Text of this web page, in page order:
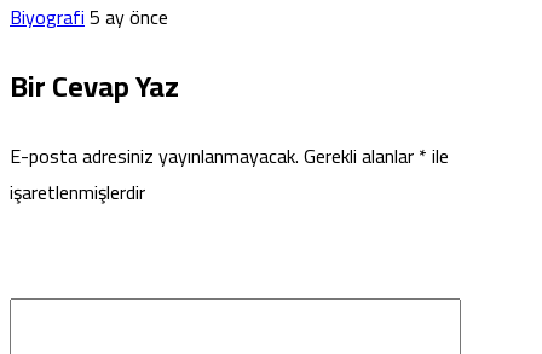
Biyografi5 ay önce
Bir Cevap Yaz
E-posta adresiniz yayınlanmayacak.Gerekli alanlar*ile
işaretlenmişlerdir